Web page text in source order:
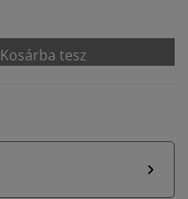
Kosárba tesz